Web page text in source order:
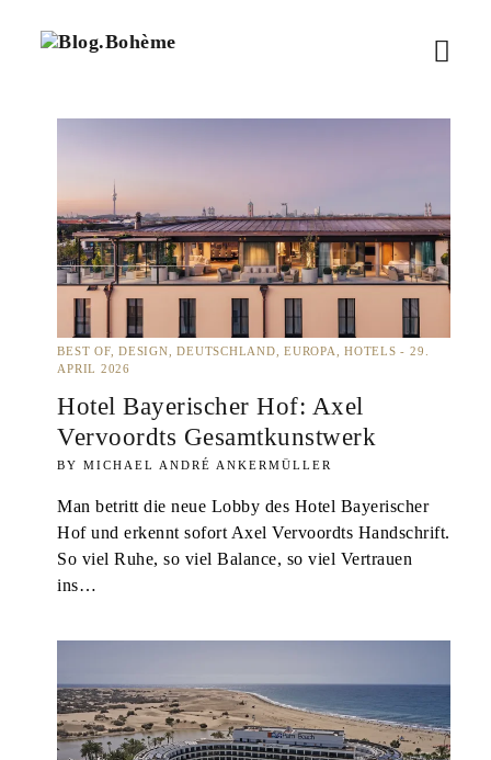
B
m
M
ö
f
BEST OF DESIGN DEUTSCHLAND EUROPA HOTELS
29.
APRIL 2026
Hotel Bayerischer Hof: Axel
Vervoordts Gesamtkunstwerk
MICHAEL ANDRÉ ANKERMÜLLER
Man betritt die neue Lobby des Hotel Bayerischer
Hof und erkennt sofort Axel Vervoordts Handschrift.
So viel Ruhe, so viel Balance, so viel Vertrauen
ins…